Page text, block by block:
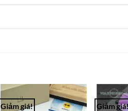
Giảm giá! Giảm